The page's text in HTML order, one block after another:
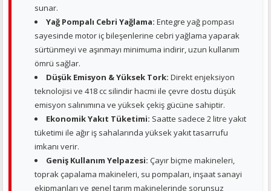
sunar.
Yağ Pompalı Cebri Yağlama: Entegre yağ pompası
sayesinde motor iç bileşenlerine cebri yağlama yaparak
sürtünmeyi ve aşınmayı minimuma indirir, uzun kullanım
ömrü sağlar.
Düşük Emisyon & Yüksek Tork: Direkt enjeksiyon
teknolojisi ve 418 cc silindir hacmi ile çevre dostu düşük
emisyon salınımına ve yüksek çekiş gücüne sahiptir.
Ekonomik Yakıt Tüketimi: Saatte sadece 2 litre yakıt
tüketimi ile ağır iş sahalarında yüksek yakıt tasarrufu
imkanı verir.
Geniş Kullanım Yelpazesi: Çayır biçme makineleri,
toprak çapalama makineleri, su pompaları, inşaat sanayi
ekipmanları ve genel tarım makinelerinde sorunsuz